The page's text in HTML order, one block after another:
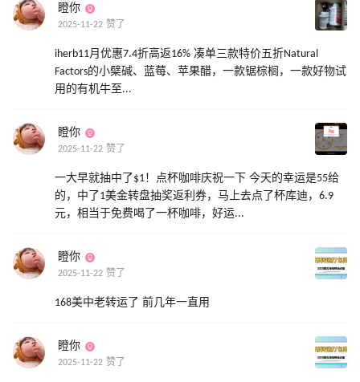
瞪你
2025-11-22 赞了
iherb11月优惠7.4折高返16% 凑单三款特价五折Natural
Factors的小檗碱、蓝莓、苹果醋，一款锯棕榈，一款好物试
用的有机牛至...
瞪你
2025-11-22 赞了
一大早就抽中了$1！点杯咖啡庆祝一下 今天的幸运是55给
的，中了1美金转盘抽奖返利券，马上去点了杯库迪，6.9
元，相当于免费喝了一杯咖啡，好运...
瞪你
2025-11-22 赞了
168美中老转运了 前几年一直用
瞪你
2025-11-22 赞了